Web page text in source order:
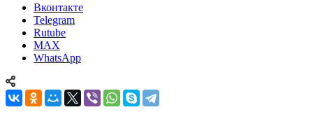
Вконтакте
Telegram
Rutube
MAX
WhatsApp